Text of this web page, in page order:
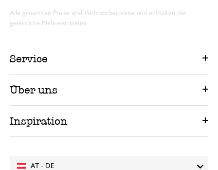
AT - DE
Alle genannten Preise sind Verbraucherpreise und enthalten die
gesetzliche Mehrwertsteuer.
Service
Über uns
Inspiration